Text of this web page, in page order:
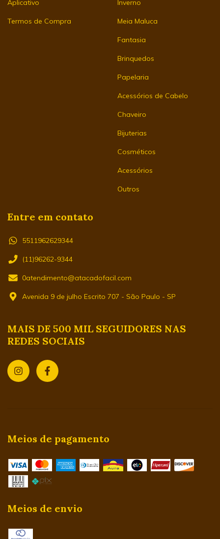
Aplicativo
Termos de Compra
Inverno
Meia Maluca
Fantasia
Brinquedos
Papelaria
Acessórios de Cabelo
Chaveiro
Bijuterias
Cosméticos
Acessórios
Outros
Entre em contato
5511962629344
(11)96262-9344
0atendimento@atacadofacil.com
Avenida 9 de julho Escrito 707 - São Paulo - SP
MAIS DE 500 MIL SEGUIDORES NAS
REDES SOCIAIS
Meios de pagamento
Meios de envio